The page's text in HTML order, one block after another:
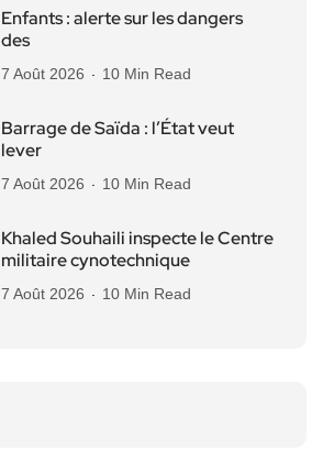
Enfants : alerte sur les dangers
des
7 Août 2026 10 Min Read
Barrage de Saïda : l’État veut
lever
7 Août 2026 10 Min Read
Khaled Souhaili inspecte le Centre
militaire cynotechnique
7 Août 2026 10 Min Read